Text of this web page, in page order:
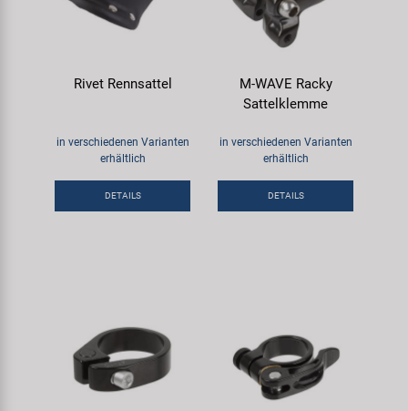
Rivet Rennsattel
in verschiedenen Varianten
erhältlich
DETAILS
M-WAVE Racky
Sattelklemme
in verschiedenen Varianten
erhältlich
DETAILS